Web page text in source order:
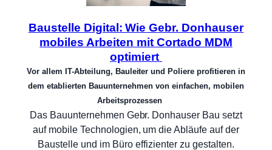
Baustelle Digital: Wie Gebr. Donhauser
mobiles Arbeiten mit Cortado MDM
optimiert
Vor allem IT-Abteilung, Bauleiter und Poliere profitieren in
dem etablierten Bauunternehmen von einfachen, mobilen
Arbeitsprozessen
Das Bauunternehmen Gebr. Donhauser Bau setzt
auf mobile Technologien, um die Abläufe auf der
Baustelle und im Büro effizienter zu gestalten.